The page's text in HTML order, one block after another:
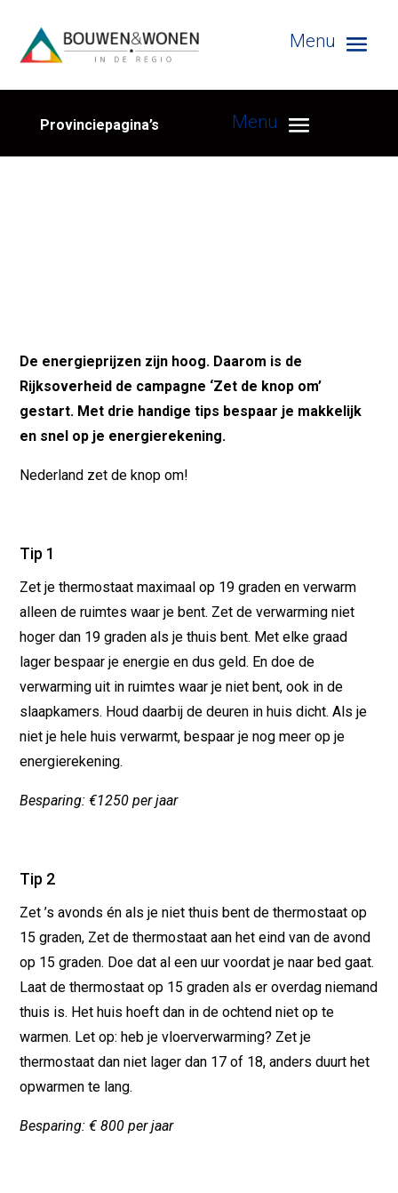
Provinciepagina’s
De energieprijzen zijn hoog. Daarom is de
Rijksoverheid de campagne ‘Zet de knop om’
gestart. Met drie handige tips bespaar je makkelijk
en snel op je energierekening.
Nederland zet de knop om!
Tip 1
Zet je thermostaat maximaal op 19 graden en verwarm
alleen de ruimtes waar je bent. Zet de verwarming niet
hoger dan 19 graden als je thuis bent. Met elke graad
lager bespaar je energie en dus geld. En doe de
verwarming uit in ruimtes waar je niet bent, ook in de
slaapkamers. Houd daarbij de deuren in huis dicht. Als je
niet je hele huis verwarmt, bespaar je nog meer op je
energierekening.
Besparing: €1250 per jaar
Tip 2
Zet ’s avonds én als je niet thuis bent de thermostaat op
15 graden, Zet de thermostaat aan het eind van de avond
op 15 graden. Doe dat al een uur voordat je naar bed gaat.
Laat de thermostaat op 15 graden als er overdag niemand
thuis is. Het huis hoeft dan in de ochtend niet op te
warmen. Let op: heb je vloerverwarming? Zet je
thermostaat dan niet lager dan 17 of 18, anders duurt het
opwarmen te lang.
Besparing: € 800 per jaar